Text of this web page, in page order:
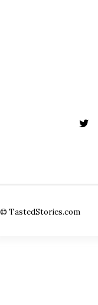
© TastedStories.com